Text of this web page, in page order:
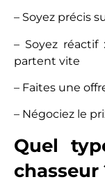
– Soyez précis
– Soyez réactif
partent vite
– Faites une
– Négociez le
Quel
chasseur